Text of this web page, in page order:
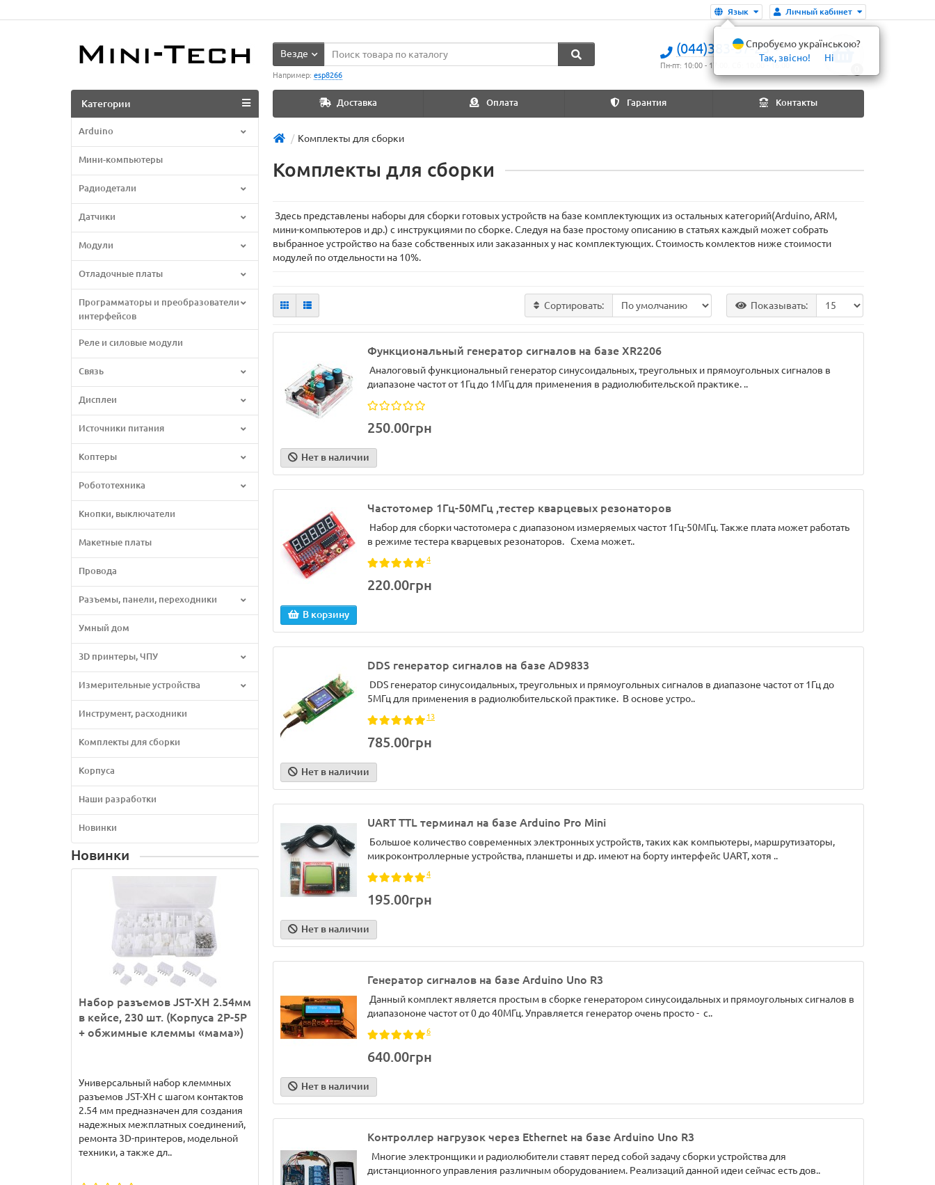
Личный кабинет
Язык
(044)383-37-25
Пн-пт: 10:00 - 17:00. Сб: 10:00 - 16:00
Везде
Например: esp8266
Доставка Оплата Гарантия Контакты
Категории
Arduino
Мини-компьютеры
Радиодетали
Датчики
Модули
Отладочные платы
Программаторы и преобразователи
интерфейсов
Реле и силовые модули
Связь
Дисплеи
Источники питания
Коптеры
Робототехника
Кнопки, выключатели
Макетные платы
Провода
Разъемы, панели, переходники
Умный дом
3D принтеры, ЧПУ
Измерительные устройства
Инструмент, расходники
Комплекты для сборки
Корпуса
Наши разработки
Новинки
Комплекты для сборки
Новинки
Набор разъемов JST-XH 2.54мм
в кейсе, 230 шт. (Корпуса 2P-5P
+ обжимные клеммы «мама»)
Универсальный набор клеммных
разъемов JST-XH с шагом контактов
2.54 мм предназначен для создания
надежных межплатных соединений,
ремонта 3D-принтеров, модельной
техники, а также дл..
Комплекты для сборки
Здесь представлены наборы для сборки готовых устройств на базе комплектующих из остальных категорий(Arduino, ARM,
мини-компьютеров и др.) с инструкциями по сборке. Следуя на базе простому описанию в статьях каждый может собрать
выбранное устройство на базе собственных или заказанных у нас комплектующих. Стоимость комлектов ниже стоимости
модулей по отдельности на 10%.
Сортировать: Показывать:
Функциональный генератор сигналов на базе XR2206
Аналоговый функциональный генератор синусоидальных, треугольных и прямоугольных сигналов в
диапазоне частот от 1Гц до 1МГц для применения в радиолюбительской практике. ..
250.00грн
Нет в наличии
Частотомер 1Гц-50МГц ,тестер кварцевых резонаторов
Набор для сборки частотомера с диапазоном измеряемых частот 1Гц-50МГц. Также плата может работать
в режиме тестера кварцевых резонаторов. Схема может..
4
220.00грн
В корзину
DDS генератор сигналов на базе AD9833
DDS генератор синусоидальных, треугольных и прямоугольных сигналов в диапазоне частот от 1Гц до
5МГц для применения в радиолюбительской практике. В основе устро..
13
785.00грн
Нет в наличии
UART TTL терминал на базе Arduino Pro Mini
Большое количество современных электронных устройств, таких как компьютеры, маршрутизаторы,
микроконтроллерные устройства, планшеты и др. имеют на борту интерфейс UART, хотя ..
4
195.00грн
Нет в наличии
Генератор сигналов на базе Arduino Uno R3
Данный комплект является простым в сборке генератором синусоидальных и прямоугольных сигналов в
диапазононе частот от 0 до 40МГц. Управляется генератор очень просто - с..
6
640.00грн
Нет в наличии
Контроллер нагрузок через Ethernet на базе Arduino Uno R3
Многие электронщики и радиолюбители ставят перед собой задачу сборки устройства для
дистанционного управления различным оборудованием. Реализаций данной идеи сейчас есть дов..
Спробуємо українською?
Так, звісно!
Ні